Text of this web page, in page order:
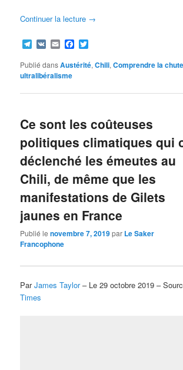
Continuer la lecture →
Telegram
VK EmailFacebook
Publié dansAustérité,Chili,Comprendre la
ultralibéralisme
Ce sont les coûteuses
politiques climatiques qui
déclenché les émeutes au
Chili, de même que les
manifestations de Gilets
jaunes en France
Publié lenovembre 7, 2019par Le Saker
Francophone
ParJames Taylor– Le 29 octobre 2019 –
Times